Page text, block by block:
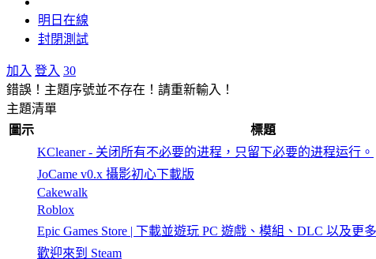
明日在線
封閉測試
加入 登入 30
錯誤！主題序號並不存在！請重新輸入！
主題清單
圖示
標題
KCleaner - 关闭所有不必要的进程，只留下必要的进程运行。
JoCame v0.x 攝影初心下載版
Cakewalk
Roblox
Epic Games Store | 下載並遊玩 PC 遊戲、模組、DLC 以及更
歡迎來到 Steam